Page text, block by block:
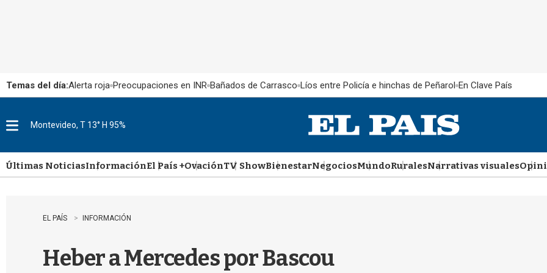
Temas del día:Alerta roja Preocupaciones en INR Bañados de Carrasco Líos entre Policía e hinchas de Peñarol En Clave País
u
Montevideo, T 13° H 95%
Últimas NoticiasInformaciónEl País +OvaciónTV ShowBienestarNegociosMundoRuralesNarrativas visuales
EL PAÍS INFORMACIÓN
Heber a Mercedes por Bascou